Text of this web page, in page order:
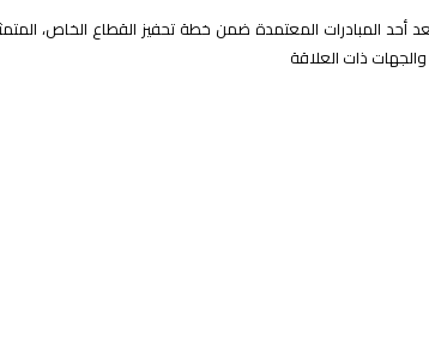
أحد المبادرات المعتمدة ضمن خطة تحفيز القطاع الخاص،
ذات العلاقة